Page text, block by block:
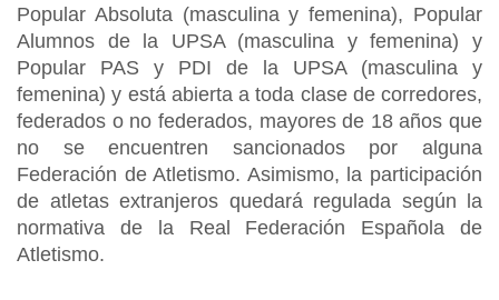
Popular Absoluta (masculina y femenina), Popular
Alumnos de la UPSA (masculina y femenina) y
Popular PAS y PDI de la UPSA (masculina y
femenina) y está abierta a toda clase de corredores,
federados o no federados, mayores de 18 años que
no se encuentren sancionados por alguna
Federación de Atletismo. Asimismo, la participación
de atletas extranjeros quedará regulada según la
normativa de la Real Federación Española de
Atletismo.